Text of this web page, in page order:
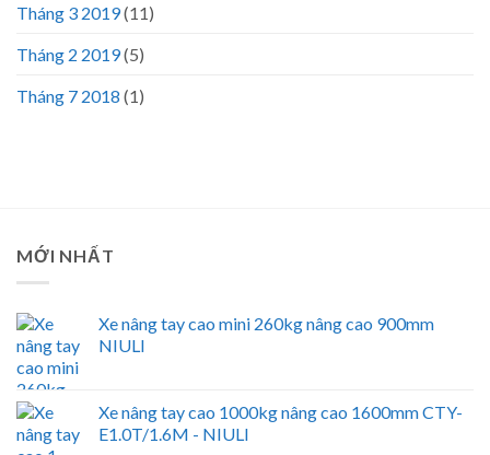
Tháng 3 2019(11)
Tháng 2 2019(5)
Tháng 7 2018 (1)
MỚI NHẤT
Xe nâng tay cao mini 260kg nâng cao 900mm
NIULI
Xe nâng tay cao 1000kg nâng cao 1600mm CTY-
E1.0T/1.6M - NIULI